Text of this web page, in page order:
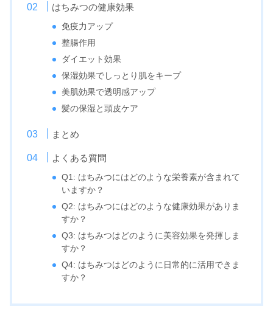
はちみつの健康効果
免疫力アップ
整腸作用
ダイエット効果
保湿効果でしっとり肌をキープ
美肌効果で透明感アップ
髪の保湿と頭皮ケア
まとめ
よくある質問
Q1: はちみつにはどのような栄養素が含まれて
いますか？
Q2: はちみつにはどのような健康効果がありま
すか？
Q3: はちみつはどのように美容効果を発揮しま
すか？
Q4: はちみつはどのように日常的に活用できま
すか？